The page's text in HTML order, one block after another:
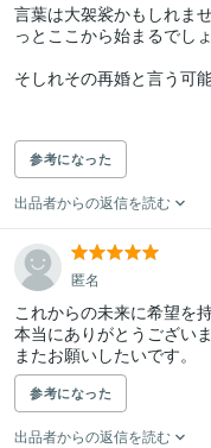
言葉は大袈裟かもしれま
っとここから始まるでしょ
そしれその再婚と言う可
参考になった
出品者からの返信を読む
匿名
これからの未来に希望を
本当にありがとうございま
またお願いしたいです。
参考になった
出品者からの返信を読む